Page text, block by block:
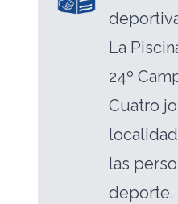
La
24º
Cuatro
las
deporte.